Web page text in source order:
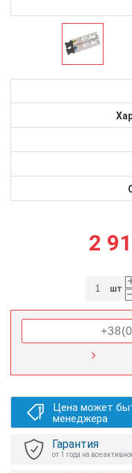
2
шт
Цена может
менеджера
Гарантия
от 1 года на все